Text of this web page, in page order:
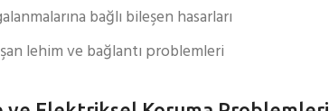
bağlı bileşen hasarları
lehim ve bağlantı problemleri